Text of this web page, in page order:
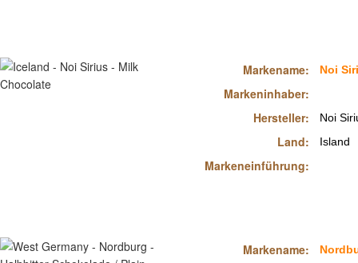
Markename:
Markeninhaber:
Hersteller:
Land:
Markeneinführung:
Markename:
Noi
Noi
Island